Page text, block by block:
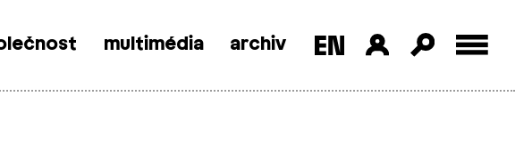
multimédia archiv